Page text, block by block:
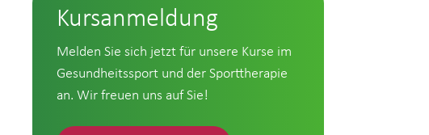
Kursanmeldung
Melden Sie sich jetzt für unsere Kurse im
Gesundheitssport und der Sporttherapie
an. Wir freuen uns auf Sie!